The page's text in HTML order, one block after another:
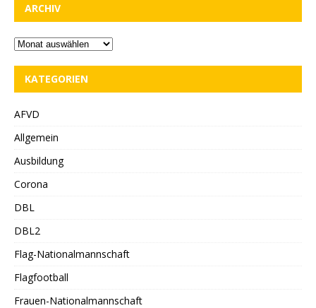
ARCHIV
KATEGORIEN
AFVD
Allgemein
Ausbildung
Corona
DBL
DBL2
Flag-Nationalmannschaft
Flagfootball
Frauen-Nationalmannschaft